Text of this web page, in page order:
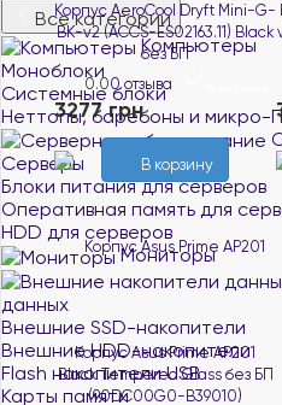
Все категории
Компьютеры
Моноблоки
Системные блоки
Неттопы, баребоны и микро-
Серверы
Блоки питания для серверов
Оперативная память для
HDD для серверов
Мониторы
данных
Внешние SSD-накопители
Внешние HDD-накопители
Flash накопители USB
Карты памяти
Корпус AeroCool Dryft Mini-G-
BK-v2 (ACCS-ES02163.11) Black
без БП
0.00 отзыва
3277 грн
В корзину
Корпус Asus Prime AP201
Black Tempered Glass без БП
(90DC00G0-B39010)